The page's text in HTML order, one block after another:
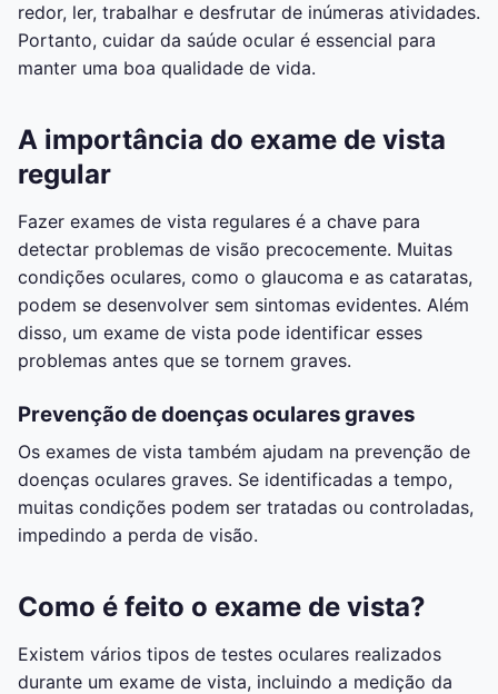
redor, ler, trabalhar e desfrutar de inúmeras atividades.
Portanto, cuidar da saúde ocular é essencial para
manter uma boa qualidade de vida.
A importância do exame de vista
regular
Fazer exames de vista regulares é a chave para
detectar problemas de visão precocemente. Muitas
condições oculares, como o glaucoma e as cataratas,
podem se desenvolver sem sintomas evidentes. Além
disso, um exame de vista pode identificar esses
problemas antes que se tornem graves.
Prevenção de doenças oculares graves
Os exames de vista também ajudam na prevenção de
doenças oculares graves. Se identificadas a tempo,
muitas condições podem ser tratadas ou controladas,
impedindo a perda de visão.
Como é feito o exame de vista?
Existem vários tipos de testes oculares realizados
durante um exame de vista, incluindo a medição da